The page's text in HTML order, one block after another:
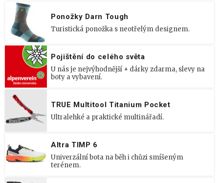
Ponožky Darn Tough
Turistická ponožka s neotřelým designem.
Pojištění do celého světa
U nás je nejvýhodnější + dárky zdarma, slevy na
boty a vybavení.
TRUE Multitool Titanium Pocket
Ultralehké a praktické multinářadí.
Altra TIMP 6
Univerzální bota na běh i chůzi smíšeným
terénem.